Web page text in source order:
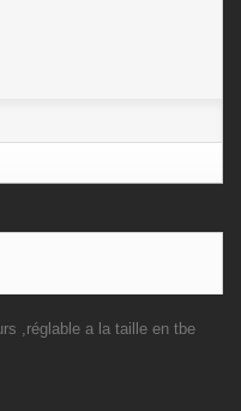
,réglable a la taille en tbe